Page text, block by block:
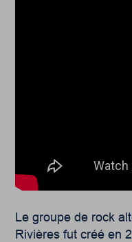
Le groupe de rock
Rivières fut créé en